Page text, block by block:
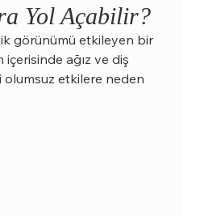
Yol Açabilir?
görünümü etkileyen bir
ağız ve diş
olumsuz etkilere neden